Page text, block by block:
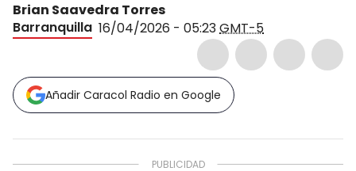
Brian Saavedra Torres
Barranquilla 16/04/2026 - 05:23GMT-5
Añadir Caracol Radio en Google